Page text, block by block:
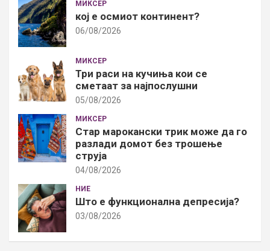
МИКСЕР
кој е осмиот континент?
06/08/2026
МИКСЕР
Три раси на кучиња кои се
сметаат за најпослушни
05/08/2026
МИКСЕР
Стар марокански трик може да го
разлади домот без трошење
струја
04/08/2026
НИЕ
Што е функционална депресија?
03/08/2026